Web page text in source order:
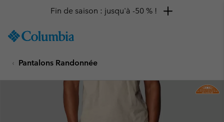
TO
SKIP
MAIN
Fin de saison : jusqu'à -50 % !
Pantalons Randonnée